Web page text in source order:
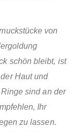
von
schön bleibt, ist
Haut und
sind an der
Ihr
zu lassen.